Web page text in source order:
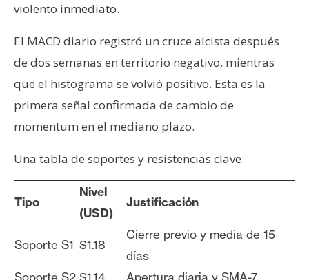
violento inmediato.
El MACD diario registró un cruce alcista después
de dos semanas en territorio negativo, mientras
que el histograma se volvió positivo. Esta es la
primera señal confirmada de cambio de
momentum en el mediano plazo.
Una tabla de soportes y resistencias clave:
Tipo
Nivel
(USD)
Justificación
Soporte S1 $1.18
Cierre previo y media de 15
días
Soporte S2 $1.14 Apertura diaria y SMA-7